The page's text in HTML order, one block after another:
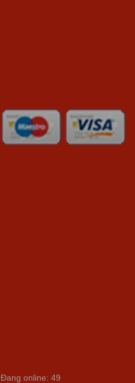
Đang online: 49